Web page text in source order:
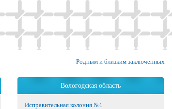
Родным и близким заключенных
Вологодская область
Исправительная колония №1